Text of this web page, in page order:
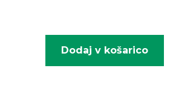
Dodaj v košarico